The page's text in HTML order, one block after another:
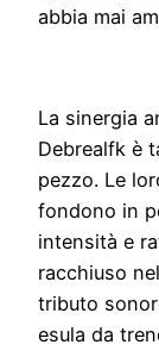
abbia mai
La sinergia
Debrealfk è
pezzo. Le
fondono in
intensità e
racchiuso
tributo
esula da